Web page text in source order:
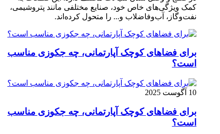
کمک ویژگی‌های خاص خود، صنایع مختلفی مانند پتروشیمی،
نفت‌وگاز، آب‌وفاضلاب و... را متحول کرده‌اند.
برای فضاهای کوچک آپارتمانی، چه جکوزی مناسب
است؟
10 آگوست 2025
برای فضاهای کوچک آپارتمانی، چه جکوزی مناسب
است؟